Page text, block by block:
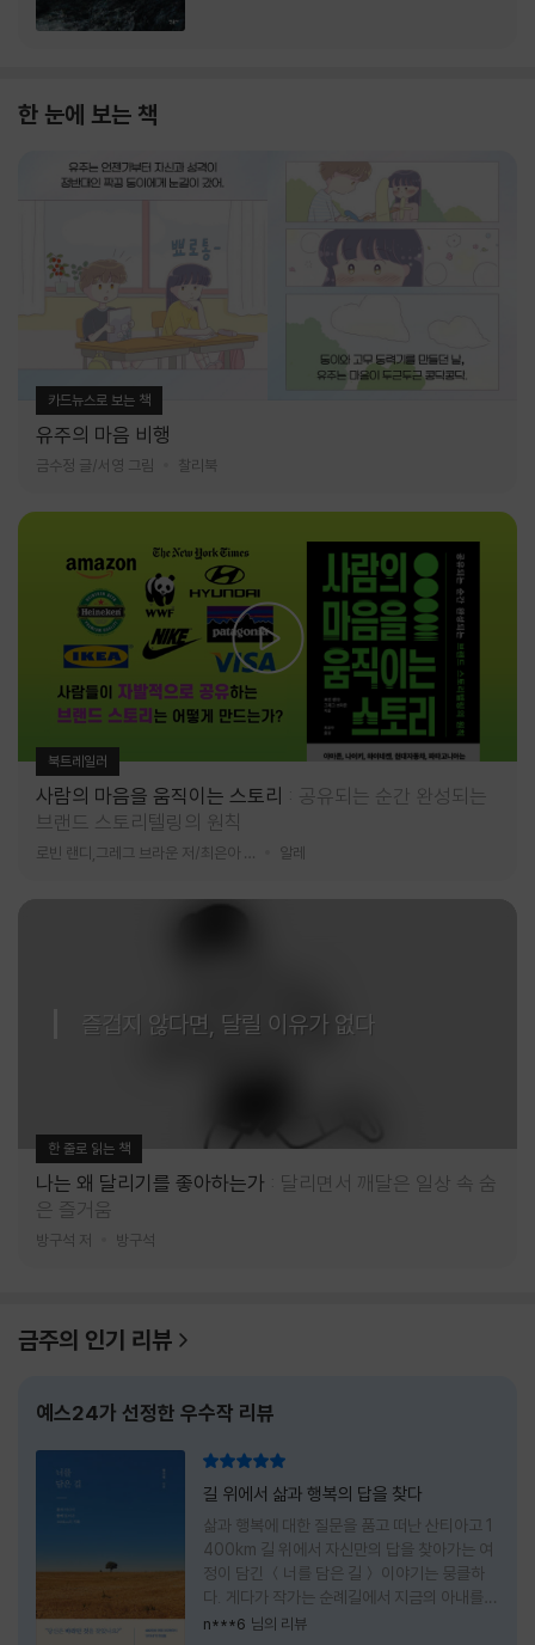
한 눈에 보는 책
카드뉴스로 보는 책
유주의 마음 비행
금수정 글/서영 그림 찰리북
북트레일러
사람의 마음을 움직이는 스토리
공유되는 순간 완성되는
브랜드 스토리텔링의 원칙
알레
즐겁지 않다면, 달릴 이유가 없다
한 줄로 읽는 책
나는 왜 달리기를 좋아하는가
달리면서 깨달은 일상 속 숨
은 즐거움
방구석 저 방구석
금주의 인기 리뷰
예스24가 선정한 우수작 리뷰
길 위에서 삶과 행복의 답을 찾다
삶과 행복에 대한 질문을 품고 떠난 산티아고 1
400km 길 위에서 자신만의 답을 찾아가는 여
정이 담긴 ＜너를 담은 길＞ 이야기는 뭉클하
다. 게다가 작가는 순례길에서 지금의 아내를
만나 여행 로맨스의 정석인 '비포 선라이즈'를
n***6 님의 리뷰